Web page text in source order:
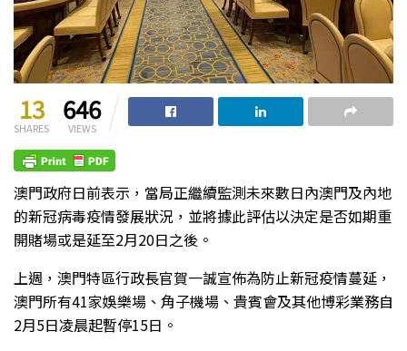
13
SHARES
646
VIEWS
澳門政府日前表示，當局正繼續監測未來數日內澳門及內地
的新冠病毒疫情發展狀況，並將據此評估以決定是否如期重
開賭場或是延至2月20日之後。
上週，澳門特區行政長官賀一誠宣佈為防止新冠疫情蔓延，
澳門所有41家娛樂場、角子機場、貴賓會及其他博彩業務自
2月5日凌晨起暫停15日。